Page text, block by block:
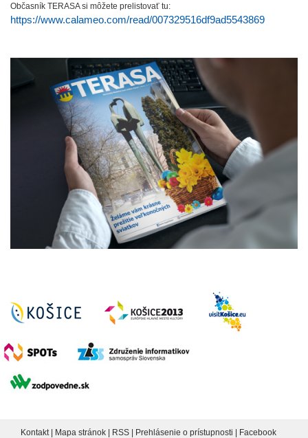
Občasník TERASA si môžete prelistovať tu:
https://www.calameo.com/read/007329516df9ad5543869
Kontakt| Mapa stránok | RSS | Prehlásenie o prístupnosti | Facebook